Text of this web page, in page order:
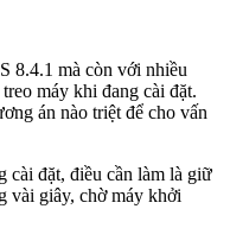
8.4.1 mà còn với nhiều
máy khi đang cài đặt.
án nào triệt để cho vấn
cài đặt, điều cần làm là giữ
vài giây, chờ máy khởi